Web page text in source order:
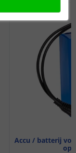
Accu / batterij